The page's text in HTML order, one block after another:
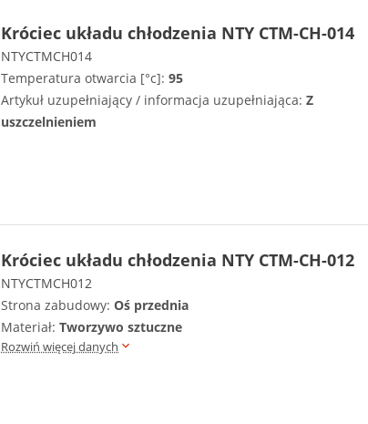
Króciec układu chłodzenia NTY CTM-CH-014
NTYCTMCH014
Temperatura otwarcia [°c]: 95
Artykuł uzupełniający / informacja uzupełniająca: Z
uszczelnieniem
Króciec układu chłodzenia NTY CTM-CH-012
NTYCTMCH012
Strona zabudowy: Oś przednia
Materiał: Tworzywo sztuczne
Rozwiń więcej danych